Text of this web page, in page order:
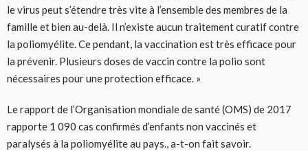
le virus peut s’étendre très vite à l’ensemble des membres de la
famille et bien au-delà. Il n’existe aucun traitement curatif contre
la poliomyélite. Ce pendant, la vaccination est très efficace pour
la prévenir. Plusieurs doses de vaccin contre la polio sont
nécessaires pour une protection efficace. »
Le rapport de l’Organisation mondiale de santé (OMS) de 2017
rapporte 1 090 cas confirmés d’enfants non vaccinés et
paralysés à la poliomyélite au pays., a-t-on fait savoir.